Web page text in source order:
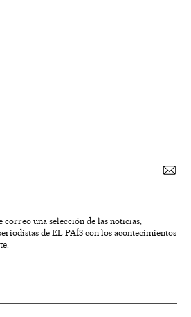
correo una selección de las noticias,
de EL PAÍS con los acontecimientos